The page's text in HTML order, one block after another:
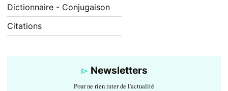
Dictionnaire - Conjugaison
Citations
Newsletters
Pour ne rien rater de l'actualité